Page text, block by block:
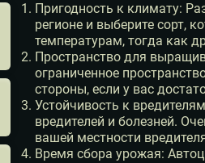
Пригодность к климату:
регионе и выберите сорт,
температурам, тогда как
Пространство для
ограниченное
стороны, если у вас
Устойчивость к
вредителей и болезней.
вашей местности
Время сбора урожая: